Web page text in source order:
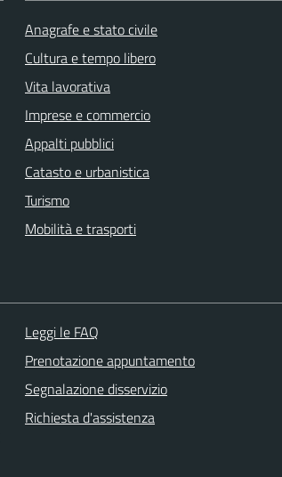
Anagrafe e stato civile
Cultura e tempo libero
Vita lavorativa
Imprese e commercio
Appalti pubblici
Catasto e urbanistica
Turismo
Mobilità e trasporti
Leggi le FAQ
Prenotazione appuntamento
Segnalazione disservizio
Richiesta d'assistenza